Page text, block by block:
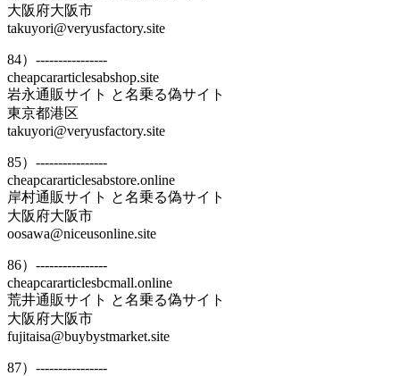
大阪府大阪市
takuyori@veryusfactory.site
84）----------------
cheapcararticlesabshop.site
岩永通販サイト と名乗る偽サイト
東京都港区
takuyori@veryusfactory.site
85）----------------
cheapcararticlesabstore.online
岸村通販サイト と名乗る偽サイト
大阪府大阪市
oosawa@niceusonline.site
86）----------------
cheapcararticlesbcmall.online
荒井通販サイト と名乗る偽サイト
大阪府大阪市
fujitaisa@buybystmarket.site
87）----------------